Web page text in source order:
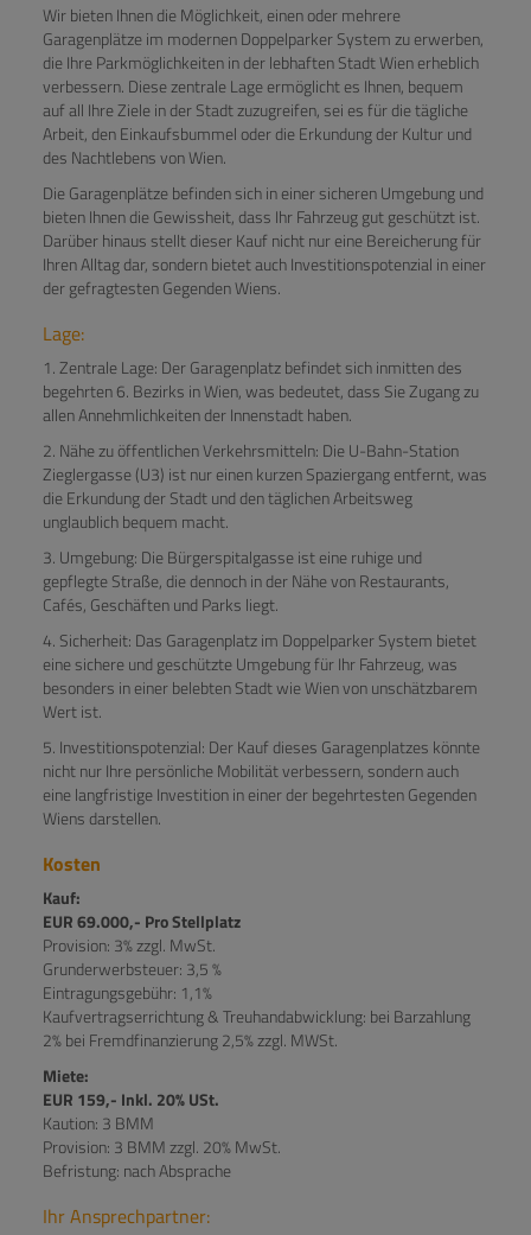
Wir bieten Ihnen die Möglichkeit, einen oder mehrere
Garagenplätze im modernen Doppelparker System zu erwerben,
die Ihre Parkmöglichkeiten in der lebhaften Stadt Wien erheblich
verbessern. Diese zentrale Lage ermöglicht es Ihnen, bequem
auf all Ihre Ziele in der Stadt zuzugreifen, sei es für die tägliche
Arbeit, den Einkaufsbummel oder die Erkundung der Kultur und
des Nachtlebens von Wien.
Die Garagenplätze befinden sich in einer sicheren Umgebung und
bieten Ihnen die Gewissheit, dass Ihr Fahrzeug gut geschützt ist.
Darüber hinaus stellt dieser Kauf nicht nur eine Bereicherung für
Ihren Alltag dar, sondern bietet auch Investitionspotenzial in einer
der gefragtesten Gegenden Wiens.
Lage:
1. Zentrale Lage: Der Garagenplatz befindet sich inmitten des
begehrten 6. Bezirks in Wien, was bedeutet, dass Sie Zugang zu
allen Annehmlichkeiten der Innenstadt haben.
2. Nähe zu öffentlichen Verkehrsmitteln: Die U-Bahn-Station
Zieglergasse (U3) ist nur einen kurzen Spaziergang entfernt, was
die Erkundung der Stadt und den täglichen Arbeitsweg
unglaublich bequem macht.
3. Umgebung: Die Bürgerspitalgasse ist eine ruhige und
gepflegte Straße, die dennoch in der Nähe von Restaurants,
Cafés, Geschäften und Parks liegt.
4. Sicherheit: Das Garagenplatz im Doppelparker System bietet
eine sichere und geschützte Umgebung für Ihr Fahrzeug, was
besonders in einer belebten Stadt wie Wien von unschätzbarem
Wert ist.
5. Investitionspotenzial: Der Kauf dieses Garagenplatzes könnte
nicht nur Ihre persönliche Mobilität verbessern, sondern auch
eine langfristige Investition in einer der begehrtesten Gegenden
Wiens darstellen.
Kosten
Kauf:
EUR 69.000,- Pro Stellplatz
Provision: 3% zzgl. MwSt.
Grunderwerbsteuer: 3,5 %
Eintragungsgebühr: 1,1%
Kaufvertragserrichtung & Treuhandabwicklung: bei Barzahlung
2% bei Fremdfinanzierung 2,5% zzgl. MWSt.
Miete:
EUR 159,- Inkl. 20% USt.
Kaution: 3 BMM
Provision: 3 BMM zzgl. 20% MwSt.
Befristung: nach Absprache
Ihr Ansprechpartner: